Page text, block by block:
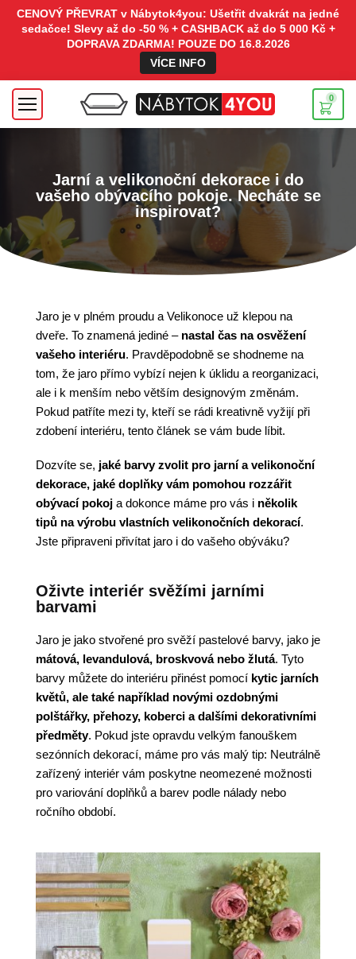
CENOVÝ PŘEVRAT v Nábytok4you: Ušetřit dvakrát na jedné
sedačce! Slevy až do -50 % + CASHBACK až do 5 000 Kč +
DOPRAVA ZDARMA! POUZE DO 16.8.2026
VÍCE INFO
0
Jarní a velikonoční dekorace i do
vašeho obývacího pokoje. Necháte se
inspirovat?
Jaro je v plném proudu a Velikonoce už klepou na
dveře. To znamená jediné – nastal čas na osvěžení
vašeho interiéru. Pravděpodobně se shodneme na
tom, že jaro přímo vybízí nejen k úklidu a reorganizaci,
ale i k menším nebo větším designovým změnám.
Pokud patříte mezi ty, kteří se rádi kreativně vyžijí při
zdobení interiéru, tento článek se vám bude líbit.
Dozvíte se, jaké barvy zvolit pro jarní a velikonoční
dekorace, jaké doplňky vám pomohou rozzářit
obývací pokoj a dokonce máme pro vás i několik
tipů na výrobu vlastních velikonočních dekorací.
Jste připraveni přivítat jaro i do vašeho obýváku?
Oživte interiér svěžími jarními
barvami
Jaro je jako stvořené pro svěží pastelové barvy, jako je
mátová, levandulová, broskvová nebo žlutá. Tyto
barvy můžete do interiéru přinést pomocí kytic jarních
květů, ale také například novými ozdobnými
polštářky, přehozy, koberci a dalšími dekorativními
předměty. Pokud jste opravdu velkým fanouškem
sezónních dekorací, máme pro vás malý tip: Neutrálně
zařízený interiér vám poskytne neomezené možnosti
pro variování doplňků a barev podle nálady nebo
ročního období.